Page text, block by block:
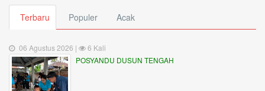
Terbaru Populer Acak
06 Agustus 2026 |
6 Kali
POSYANDU DUSUN TENGAH